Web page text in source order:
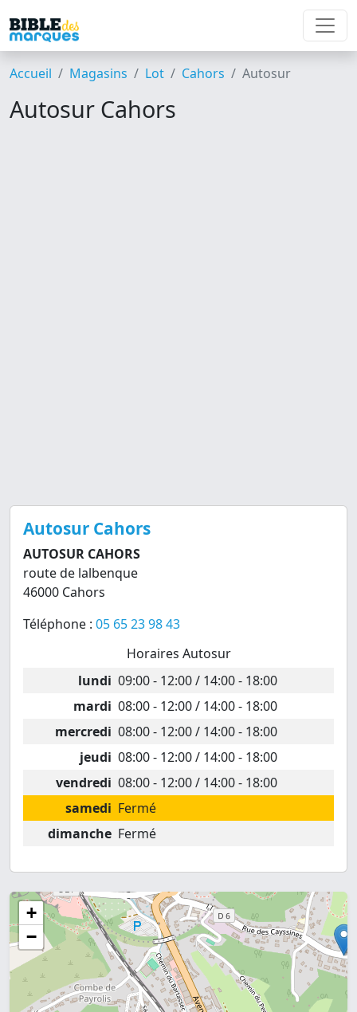
Accueil Magasins Lot Cahors Autosur
Autosur Cahors
Autosur Cahors
AUTOSUR CAHORS
route de lalbenque
46000 Cahors
Téléphone : 05 65 23 98 43
Horaires Autosur
lundi 09:00 - 12:00 / 14:00 - 18:00
mardi 08:00 - 12:00 / 14:00 - 18:00
mercredi 08:00 - 12:00 / 14:00 - 18:00
jeudi 08:00 - 12:00 / 14:00 - 18:00
vendredi 08:00 - 12:00 / 14:00 - 18:00
samedi Fermé
dimanche Fermé
+
−